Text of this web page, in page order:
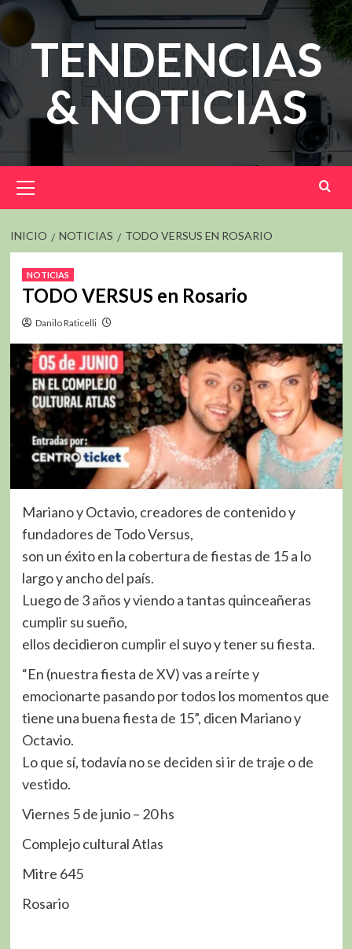
Saltar
contenidoTENDENCIAS
& NOTICIAS
principal
INICIO NOTICIAS TODO VERSUS EN ROSARIO
NOTICIAS
TODO VERSUS en Rosario
Danilo Raticelli
Mariano y Octavio, creadores de contenido y
fundadores de Todo Versus,
son un éxito en la cobertura de fiestas de 15 a lo
largo y ancho del país.
Luego de 3 años y viendo a tantas quinceañeras
cumplir su sueño,
ellos decidieron cumplir el suyo y tener su fiesta.
“En (nuestra fiesta de XV) vas a reírte y
emocionarte pasando por todos los momentos que
tiene una buena fiesta de 15”, dicen Mariano y
Octavio.
Lo que sí, todavía no se deciden si ir de traje o de
vestido.
Viernes 5 de junio – 20 hs
Complejo cultural Atlas
Mitre 645
Rosario